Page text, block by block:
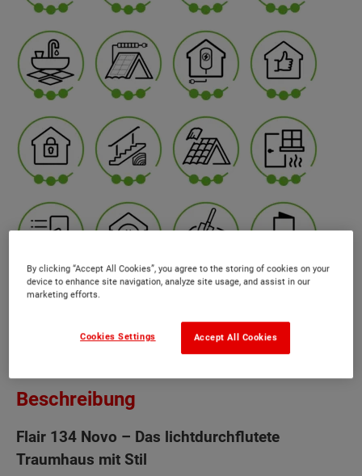
Beschreibung
Flair 134 Novo – Das lichtdurchflutete
Traumhaus mit Stil
By clicking “Accept All Cookies”, you agree to the storing of cookies on your
device to enhance site navigation, analyze site usage, and assist in our
marketing efforts.
Accept All Cookies
Cookies Settings